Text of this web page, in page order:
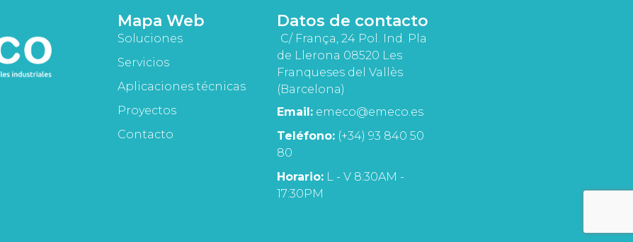
Mapa Web
Soluciones
Servicios
Aplicaciones técnicas
Proyectos
Contacto
Datos de contacto
C/ França, 24 Pol. Ind. Pla
de Llerona 08520 Les
Franqueses del Vallès
(Barcelona)
Email: emeco@emeco.es
Teléfono: (+34) 93 840 50
80
Horario: L - V 8:30AM -
17:30PM